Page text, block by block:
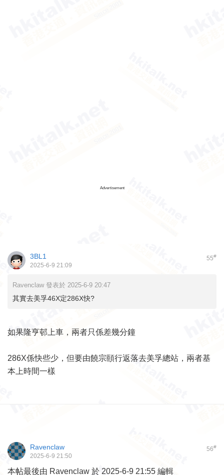
Advertisement
55#
3BL1
2025-6-9 21:09
Ravenclaw 發表於 2025-6-9 20:47
其實去美孚46X定286X快?
如果隆亨邨上車，兩者只係差幾分鐘
286X係快些少，但要由饒宗頤行返落去美孚總站，兩者基
本上時間一樣
56#
Ravenclaw
2025-6-9 21:50
本帖最後由 Ravenclaw 於 2025-6-9 21:55 編輯